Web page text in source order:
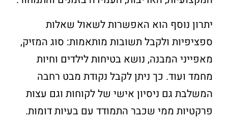
יתרון נוסף הוא האפשרות לשאול שאלות
ספציפיות ולקבל תשובות מותאמות: סוג המזיק,
מאפייני המבנה, נושא בטיחות לילדים וחיות
מחמד ועוד. כך ניתן לקבל נקודת מבט רחבה
המשלבת גם ניסיון אישי של לקוחות וגם עצות
פרקטיות ממי שכבר התמודד עם בעיות דומות.